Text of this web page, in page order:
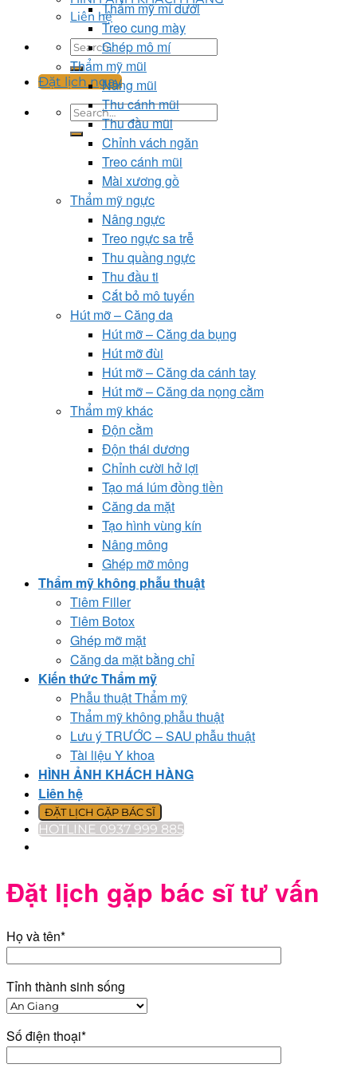
Liên hệ
Đặt lịch ngay
Thẩm mỹ mí dưới
Treo cung mày
Ghép mô mí
Thẩm mỹ mũi
Nâng mũi
Thu cánh mũi
Thu đầu mũi
Chỉnh vách ngăn
Treo cánh mũi
Mài xương gồ
Thẩm mỹ ngực
Nâng ngực
Treo ngực sa trễ
Thu quầng ngực
Thu đầu ti
Cắt bỏ mô tuyến
Hút mỡ – Căng da
Hút mỡ – Căng da bụng
Hút mỡ đùi
Hút mỡ – Căng da cánh tay
Hút mỡ – Căng da nọng cằm
Thẩm mỹ khác
Độn cằm
Độn thái dương
Chỉnh cười hở lợi
Tạo má lúm đồng tiền
Căng da mặt
Tạo hình vùng kín
Nâng mông
Ghép mỡ mông
Thẩm mỹ không phẫu thuật
Tiêm Filler
Tiêm Botox
Ghép mỡ mặt
Căng da mặt bằng chỉ
Kiến thức Thẩm mỹ
Phẫu thuật Thẩm mỹ
Thẩm mỹ không phẫu thuật
Lưu ý TRƯỚC – SAU phẫu thuật
Tài liệu Y khoa
HÌNH ẢNH KHÁCH HÀNG
Liên hệ
ĐẶT LỊCH GẶP BÁC SĨ
HOTLINE 0937 999 885
Đặt lịch gặp bác sĩ tư vấn
Họ và tên*
Tỉnh thành sinh sống
Số điện thoại*